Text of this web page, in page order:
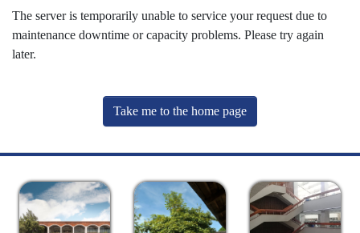
The server is temporarily unable to service your request due to
maintenance downtime or capacity problems. Please try again
later.
Take me to the home page